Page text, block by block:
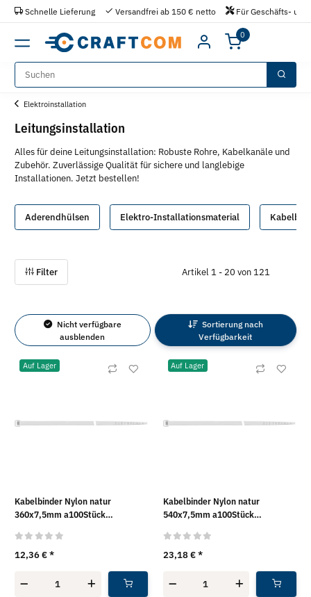
Schnelle Lieferung Versandfrei ab 150 € netto Für Geschäfts- und
0
Elektroinstallation
Leitungsinstallation
Alles für deine Leitungsinstallation: Robuste Rohre, Kabelkanäle und
Zubehör. Zuverlässige Qualität für sichere und langlebige
Installationen. Jetzt bestellen!
Aderendhülsen Elektro-Installationsmaterial
Filter Artikel 1 - 20 von 121
Nicht verfügbare
ausblenden
Sortierung nach
Verfügbarkeit
Auf Lager
Kabelbinder Nylon natur
360x7,5mm a100Stück
12,36 €*
Auf Lager
Kabelbinder Nylon natur
540x7,5mm a100Stück
23,18 €*